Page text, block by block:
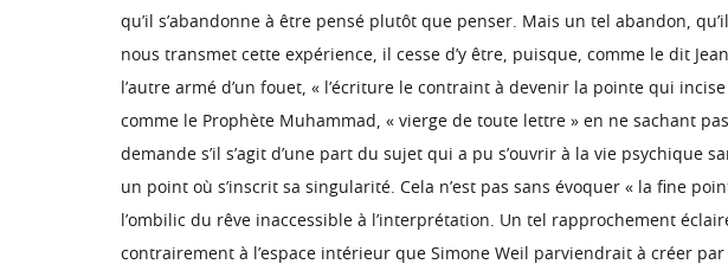
qu’il s’abandonne à être pensé plutôt que penser. Mais un tel abandon,
nous transmet cette expérience, il cesse d’y être, puisque, comme le dit
l’autre armé d’un fouet, « l’écriture le contraint à devenir la pointe qui
comme le Prophète Muhammad, « vierge de toute lettre » en ne sachant
demande s’il s’agit d’une part du sujet qui a pu s’ouvrir à la vie
un point où s’inscrit sa singularité. Cela n’est pas sans évoquer « la fine
l’ombilic du rêve inaccessible à l’interprétation. Un tel rapprochement
contrairement à l’espace intérieur que Simone Weil parviendrait à créer